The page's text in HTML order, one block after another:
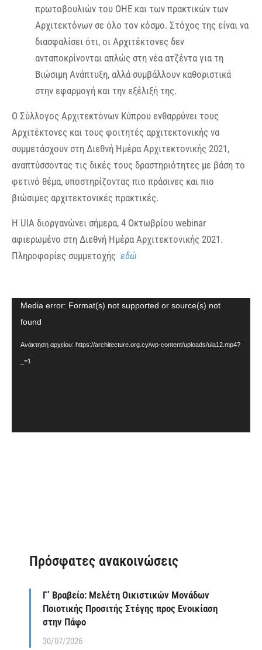
πρωτοβουλιών του ΟΗΕ και των πρακτικών των
Αρχιτεκτόνων σε όλο τον κόσμο. Στόχος της είναι να
διασφαλίσει ότι, οι Αρχιτέκτονες δεν
ανταποκρίνονται απλώς στη νέα ατζέντα για τη
Βιώσιμη Ανάπτυξη, αλλά συμβάλλουν καθοριστικά
στην εφαρμογή και την εξέλιξή της.
O Σύλλογος Αρχιτεκτόνων Κύπρου ενθαρρύνει τους
Αρχιτέκτονες και τους φοιτητές αρχιτεκτονικής να
συμμετάσχουν στη Διεθνή Ημέρα Αρχιτεκτονικής 2021,
αναπτύσσοντας τις δικές τους δραστηριότητες με βάση το
φετινό θέμα, υποστηρίζοντας πιο πράσινες και πιο
βιώσιμες αρχιτεκτονικές πρακτικές.
Η UIA διοργανώνει σήμερα, 4 Οκτωβρίου webinar
αφιερωμένο στη Διεθνή Ημέρα Αρχιτεκτονικής 2021.
Πληροφορίες συμμετοχής εδώ
Πρόγραμμα
Αναπαραγωγής
Media error: Format(s) not supported or source(s) not
found
Ανάκτηση αρχείου: https://architecture.org.cy/wp-content/uploads/uia12.mp4?
_=1
Πρόσφατες ανακοινώσεις
Γ’ Βραβείο: Μελέτη Οικιστικών Μονάδων
Ποιοτικής Προσιτής Στέγης προς Ενοικίαση
στην Πάφο
30/07/2026